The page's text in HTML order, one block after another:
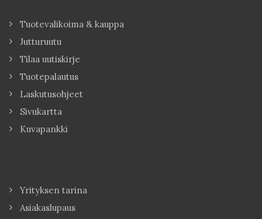
Tuotevalikoima & kauppa
Jutturuutu
Tilaa uutiskirje
Tuotepalautus
Laskutusohjeet
Sivukartta
Kuvapankki
Yrityksen tarina
Asiakaslupaus